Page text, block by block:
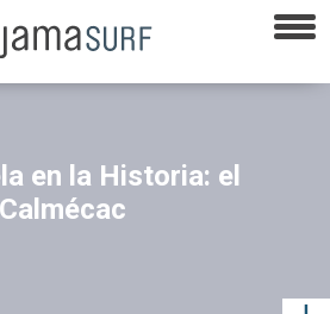
en la Historia: el
Calmécac